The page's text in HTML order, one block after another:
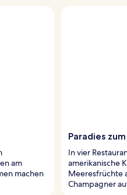
am
machen
Paradies zum
In vier
amerikanische
Meeresfrüchte
Champagner